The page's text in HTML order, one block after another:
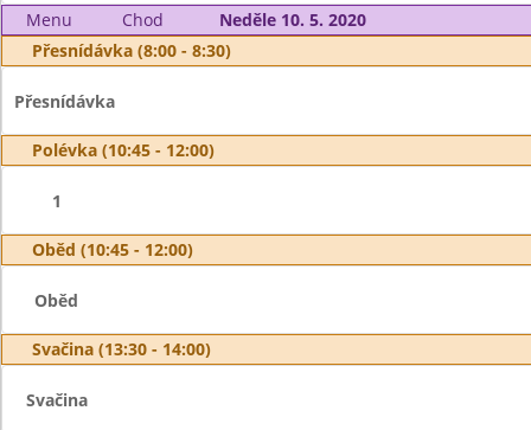
Menu Chod
Neděle 10. 5. 2020
Přesnídávka (8:00 - 8:30)
Přesnídávka
Polévka (10:45 - 12:00)
1
Oběd (10:45 - 12:00)
Oběd
Svačina (13:30 - 14:00)
Svačina